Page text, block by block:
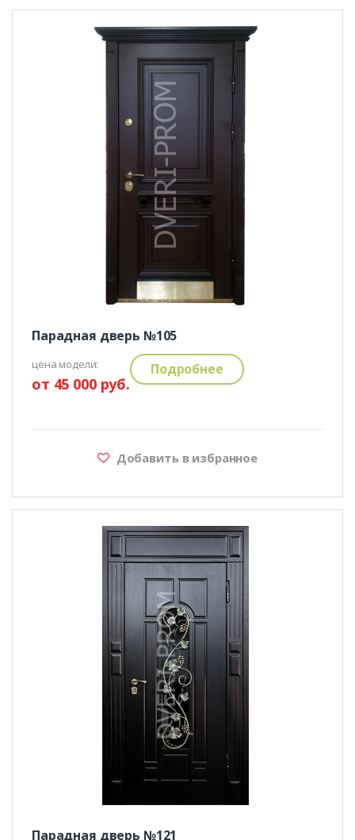
Парадная дверь №105
цена модели:
от 45 000 руб.
Подробнее
Добавить в избранное
Парадная дверь №121